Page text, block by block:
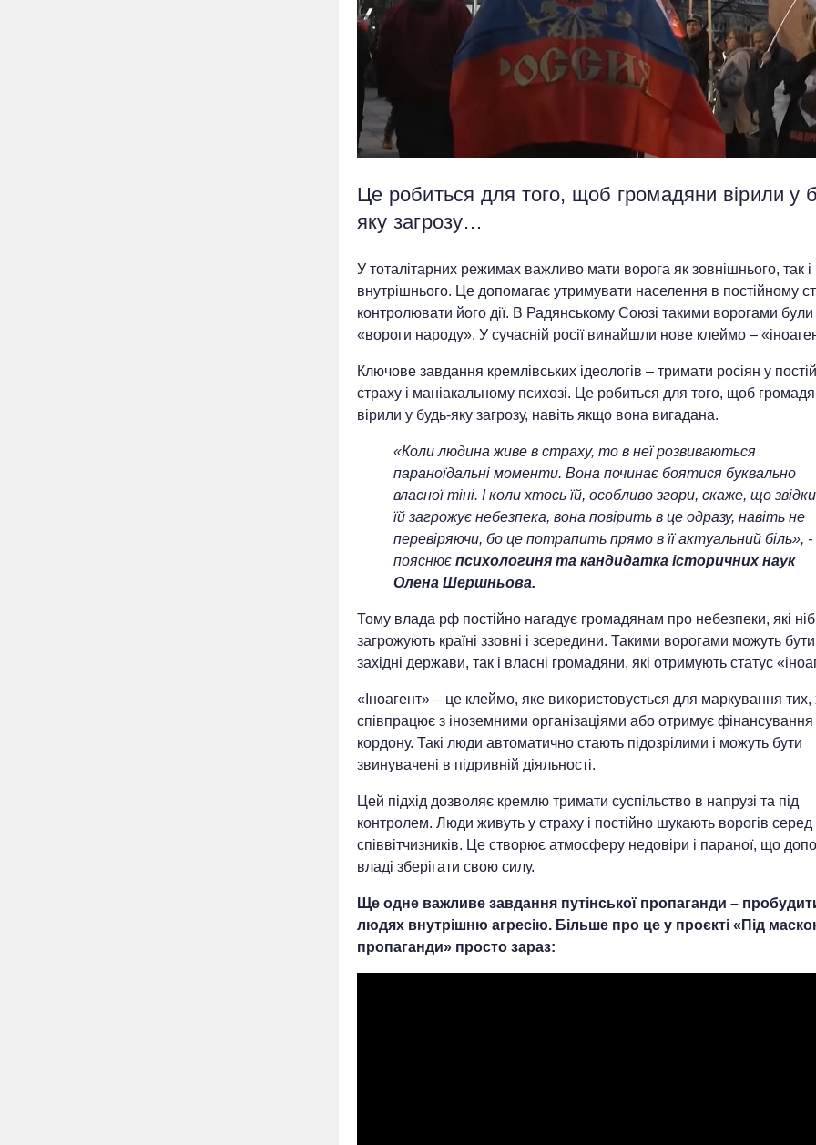
Це робиться для того, щоб громадяни вірили у
яку загрозу…
У тоталітарних режимах важливо мати ворога як зовнішнього, так і
внутрішнього. Це допомагає утримувати населення в постійному
контролювати його дії. В Радянському Союзі такими ворогами були
«вороги народу». У сучасній росії винайшли нове клеймо –
Ключове завдання кремлівських ідеологів – тримати росіян у
страху і маніакальному психозі. Це робиться для того, щоб
вірили у будь-яку загрозу, навіть якщо вона вигадана.
«Коли людина живе в страху, то в неї розвиваються
параноїдальні моменти. Вона починає боятися буквально
власної тіні. І коли хтось їй, особливо згори, скаже, що
їй загрожує небезпека, вона повірить в це одразу, навіть не
перевіряючи, бо це потрапить прямо в її актуальний біль», -
пояснює психологиня та кандидатка історичних наук
Олена Шершньова.
Тому влада рф постійно нагадує громадянам про небезпеки, які
загрожують країні ззовні і зсередини. Такими ворогами можуть
західні держави, так і власні громадяни, які отримують статус
«Іноагент» – це клеймо, яке використовується для маркування тих,
співпрацює з іноземними організаціями або отримує фінансування
кордону. Такі люди автоматично стають підозрілими і можуть бути
звинувачені в підривній діяльності.
Цей підхід дозволяє кремлю тримати суспільство в напрузі та під
контролем. Люди живуть у страху і постійно шукають ворогів серед
співвітчизників. Це створює атмосферу недовіри і параної, що
владі зберігати свою силу.
Ще одне важливе завдання путінської пропаганди –
людях внутрішню агресію. Більше про це у проєкті «Під
пропаганди» просто зараз: